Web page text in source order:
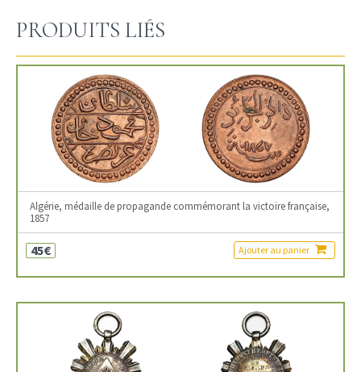
PRODUITS LIÉS
Algérie, médaille de propagande commémorant la victoire française,
1857
45€ Ajouter au panier